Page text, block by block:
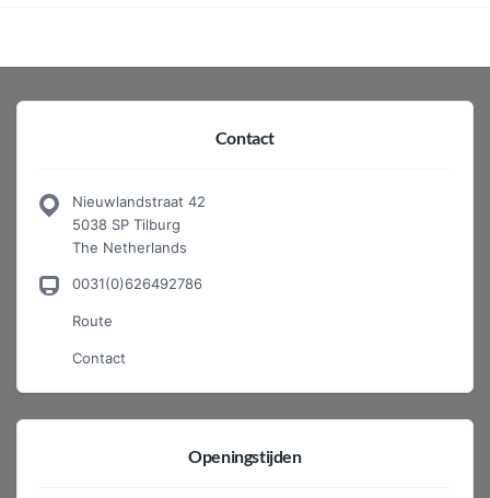
Contact
Nieuwlandstraat 42
5038 SP Tilburg
The Netherlands
0031(0)626492786
Route
Contact
Openingstijden